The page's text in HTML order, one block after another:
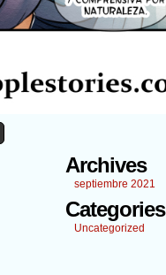
Archives
septiembre 2021
Categories
Uncategorized